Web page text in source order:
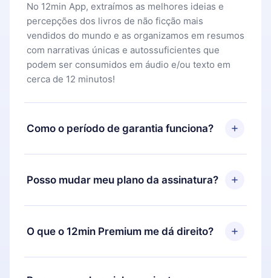
No 12min App, extraímos as melhores ideias e
percepções dos livros de não ficção mais
vendidos do mundo e as organizamos em resumos
com narrativas únicas e autossuficientes que
podem ser consumidos em áudio e/ou texto em
cerca de 12 minutos!
Como o período de garantia funciona?
Você pode baixar nosso aplicativo e começar a
aproveitar nossa biblioteca. Se por algum motivo
não ficar satisfeito com nossa plataforma, basta
e solicitar o reembolso do valor. Você receberá
Posso mudar meu plano da assinatura?
Sim, mas a mudança só se aplicará a partir do
próximo período de cobrança. Por exemplo, se
você decidiu mudar sua assinatura mensal para
O que o 12min Premium me dá direito?
O 12min Premium é um plano que te garante